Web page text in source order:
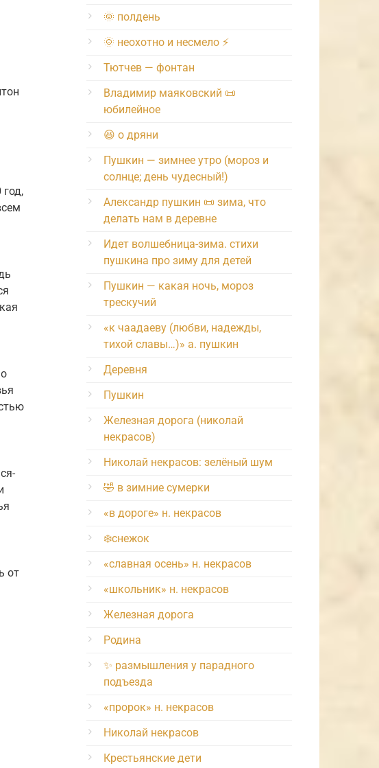
от
🌞 полдень
🌞 неохотно и несмело ⚡️
Тютчев — фонтан
Владимир маяковский 📜
юбилейное
😆 о дряни
Пушкин — зимнее утро (мороз и
солнце; день чудесный!)
Александр пушкин 📜 зима, что
делать нам в деревне
Идет волшебница-зима. стихи
пушкина про зиму для детей
Пушкин — какая ночь, мороз
трескучий
«к чаадаеву (любви, надежды,
тихой славы…)» а. пушкин
Деревня
Пушкин
Железная дорога (николай
некрасов)
Николай некрасов: зелёный шум
🤣 в зимние сумерки
«в дороге» н. некрасов
❄️снежок
«славная осень» н. некрасов
«школьник» н. некрасов
Железная дорога
Родина
✨ размышления у парадного
подъезда
«пророк» н. некрасов
Николай некрасов
Крестьянские дети